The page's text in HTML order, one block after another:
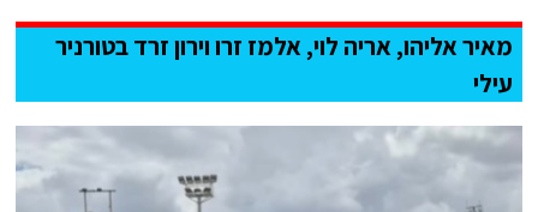
מאיר אליהו, אריה לוי, אלמז זרו וירון זרד בטורניר
עילי